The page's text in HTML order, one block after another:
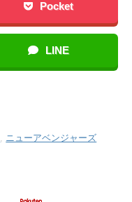
Pocket
LINE
ニューアベンジャーズ